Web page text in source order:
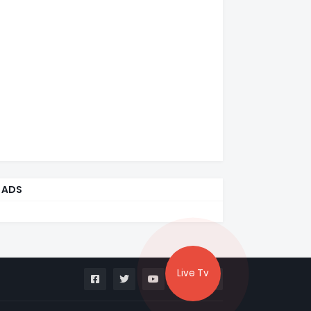
ADS
Live Tv